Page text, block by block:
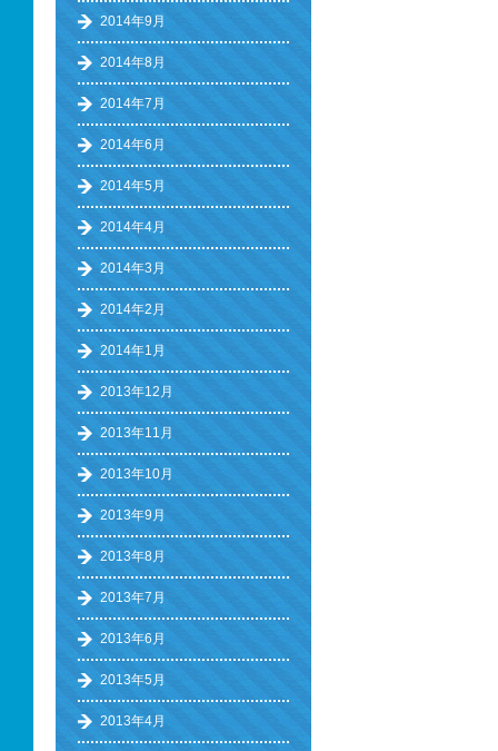
2014年9月
2014年8月
2014年7月
2014年6月
2014年5月
2014年4月
2014年3月
2014年2月
2014年1月
2013年12月
2013年11月
2013年10月
2013年9月
2013年8月
2013年7月
2013年6月
2013年5月
2013年4月